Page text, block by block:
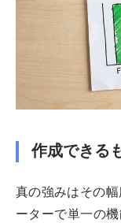
作成できる
真の強みはその
ーターで単一の